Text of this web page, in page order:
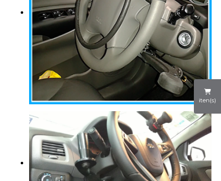
iten(s)